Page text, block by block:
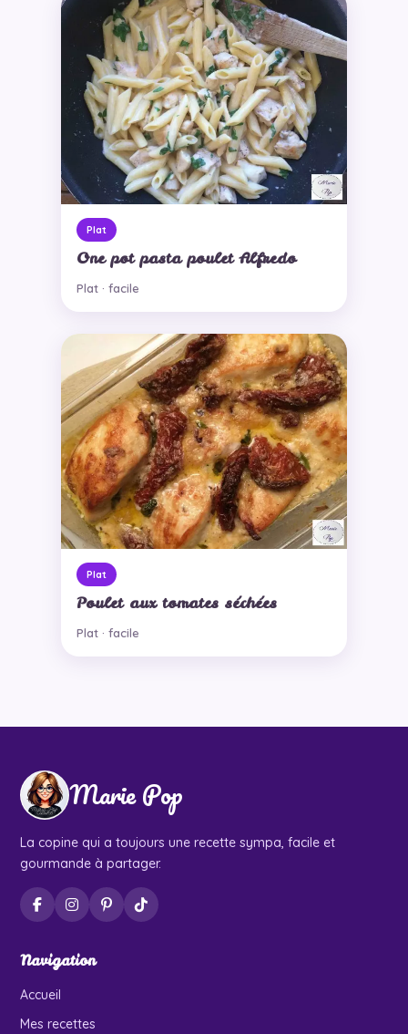
Plat
One pot pasta poulet Alfredo
Plat · facile
Plat
Poulet aux tomates séchées
Plat · facile
Marie Pop
La copine qui a toujours une recette sympa, facile et
gourmande à partager.
Navigation
Accueil
Mes recettes